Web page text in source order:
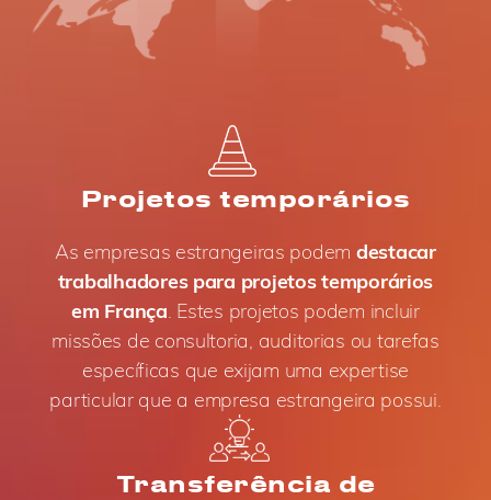
Projetos temporários
As empresas estrangeiras podem destacar
trabalhadores para projetos temporários
em França . Estes projetos podem incluir
missões de consultoria, auditorias ou tarefas
específicas que exijam uma expertise
particular que a empresa estrangeira possui.
Transferência de